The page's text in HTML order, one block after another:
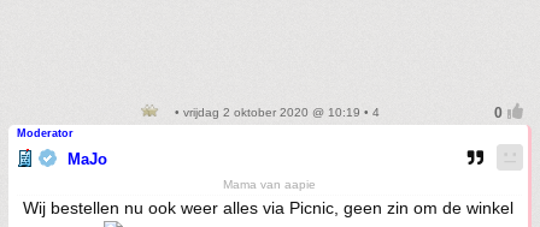
• vrijdag 2 oktober 2020 @ 10:19 • 4
Moderator
MaJo
Mama van aapie
Wij bestellen nu ook weer alles via Picnic, geen zin om de winkel